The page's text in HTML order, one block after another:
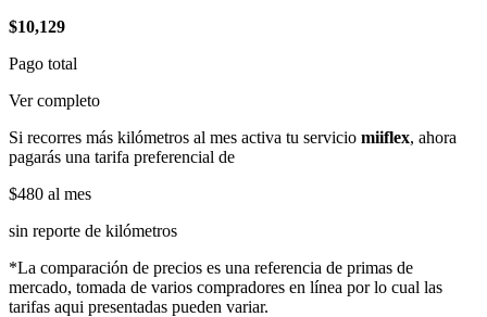
$10,129
Pago total
Ver completo
Si recorres más kilómetros al mes activa tu servicio miiflex, ahora
pagarás una tarifa preferencial de
$480 al mes
sin reporte de kilómetros
*La comparación de precios es una referencia de primas de
mercado, tomada de varios compradores en línea por lo cual las
tarifas aqui presentadas pueden variar.